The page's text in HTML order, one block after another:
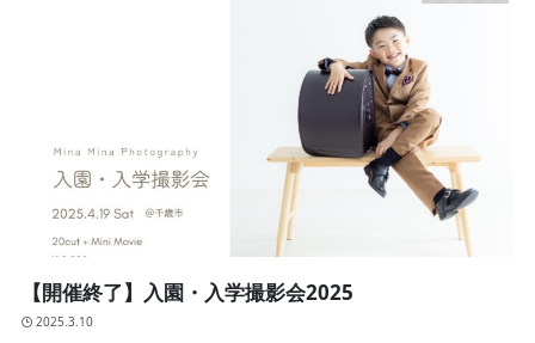
【開催終了】入園・入学撮影会2025
2025.3.10